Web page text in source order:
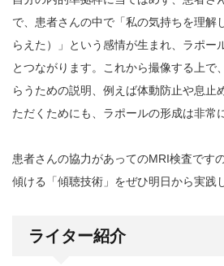
で、患者さんの中で「私の気持ちを理解
らえた）」という感情が生まれ、ラポー
とつながります。これから撮像する上で
らうための説明、例えば体動防止や息止
ただくためにも、ラポールの形成は非常
患者さんの協力があってのMRI検査です
傾ける「傾聴技術」をぜひ明日から実践
ライター紹介